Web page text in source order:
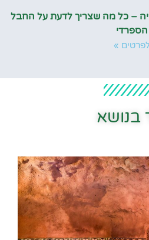
– כל מה שצריך לדעת על החבל
הספרדי
לפרטים »
בנושא